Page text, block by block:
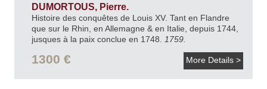
DUMORTOUS, Pierre.
Histoire des conquêtes de Louis XV. Tant en Flandre
que sur le Rhin, en Allemagne & en Italie, depuis 1744,
jusques à la paix conclue en 1748.
1759.
1300 € More Details >